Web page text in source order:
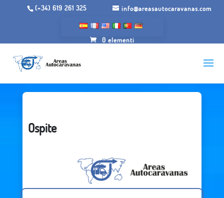
(+34) 619 261 325 info@areasautocaravanas.com
0 elementi
Ospite